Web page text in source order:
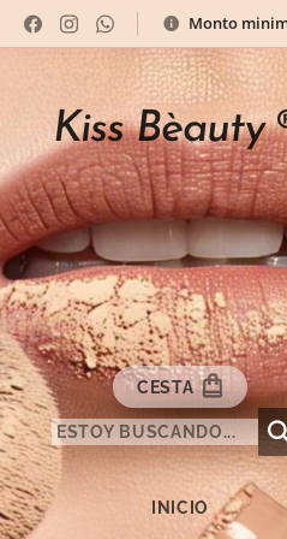
Monto
Kiss Bèauty
CESTA
INICIO